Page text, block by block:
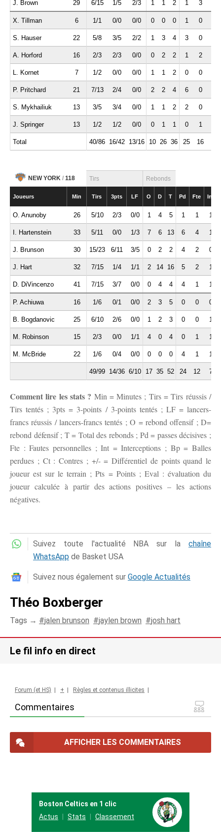
J. Brown 29 6/15 1/5 2/3 1 1 2 1 3
X. Tillman 6 1/1 0/0 0/0 0 0 0 1 0
S. Hauser 22 5/8 3/5 2/2 1 3 4 3 0
A. Horford 16 2/3 2/3 0/0 0 2 2 1 2
L. Kornet 7 1/2 0/0 0/0 1 1 2 0 0
P. Pritchard 21 7/13 2/4 0/0 2 2 4 6 0
S. Mykhailiuk 13 3/5 3/4 0/0 1 1 2 2 0
J. Springer 13 1/2 1/2 0/0 0 1 1 0 1
Total 40/86 16/42 13/16 10 26 36 25 16
NEW YORK / 118 Tirs Rebonds
Joueurs Min Tirs 3pts LF O D T Pd Fte Int
O. Anunoby 26 5/10 2/3 0/0 1 4 5 1 1 1
I. Hartenstein 33 5/11 0/0 1/3 7 6 13 6 4 1
J. Brunson 30 15/23 6/11 3/5 0 2 2 4 2 0
J. Hart 32 7/15 1/4 1/1 2 14 16 5 2 1
D. DiVincenzo 41 7/15 3/7 0/0 0 4 4 4 1 1
P. Achiuwa 16 1/6 0/1 0/0 2 3 5 0 0 0
B. Bogdanovic 25 6/10 2/6 0/0 1 2 3 0 0 1
M. Robinson 15 2/3 0/0 1/1 4 0 4 0 1 1
M. McBride 22 1/6 0/4 0/0 0 0 0 4 1 1
49/99 14/36 6/10 17 35 52 24 12 7
Comment lire les stats ? Min = Minutes ; Tirs = Tirs réussis /
Tirs tentés ; 3pts = 3-points / 3-points tentés ; LF = lancers-
francs réussis / lancers-francs tentés ; O = rebond offensif ; D=
rebond défensif ; T = Total des rebonds ; Pd = passes décisives ;
Fte : Fautes personnelles ; Int = Interceptions ; Bp = Balles
perdues ; Ct : Contres ; +/- = Différentiel de points quand le
joueur est sur le terrain ; Pts = Points ; Eval : évaluation du
joueur calculée à partir des actions positives – les actions
négatives.
Suivez toute l'actualité NBA sur la chaîne
WhatsApp de Basket USA
Suivez nous également sur Google Actualités
Théo Boxberger
Tags → jalen brunson jaylen brown josh hart
Le fil info en direct
Commentaires
Forum (et HS) + Règles et contenus illicites
AFFICHER LES COMMENTAIRES
Boston Celtics en 1 clic
Actus
Stats Classement